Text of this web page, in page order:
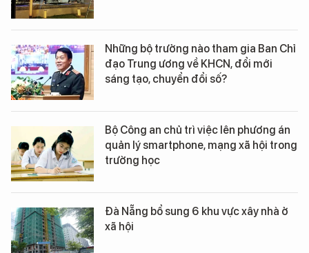
Những bộ trưởng nào tham gia Ban Chỉ
đạo Trung ương về KHCN, đổi mới
sáng tạo, chuyển đổi số?
Bộ Công an chủ trì việc lên phương án
quản lý smartphone, mạng xã hội trong
trường học
Đà Nẵng bổ sung 6 khu vực xây nhà ở
xã hội